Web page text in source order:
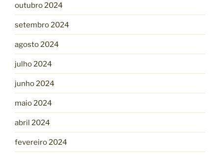
outubro 2024
setembro 2024
agosto 2024
julho 2024
junho 2024
maio 2024
abril 2024
fevereiro 2024